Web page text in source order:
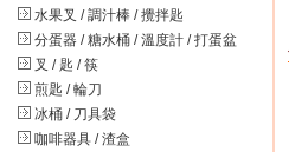
水果叉 / 調汁棒 / 攪拌匙
分蛋器 / 糖水桶 / 溫度計 / 打蛋盆
叉 / 匙 / 筷
煎匙 / 輪刀
冰桶 / 刀具袋
咖啡器具 / 渣盒